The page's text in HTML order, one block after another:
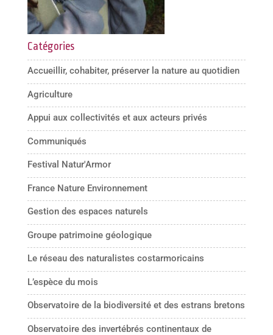
Catégories
Accueillir, cohabiter, préserver la nature au quotidien
Agriculture
Appui aux collectivités et aux acteurs privés
Communiqués
Festival Natur'Armor
France Nature Environnement
Gestion des espaces naturels
Groupe patrimoine géologique
Le réseau des naturalistes costarmoricains
L’espèce du mois
Observatoire de la biodiversité et des estrans bretons
Observatoire des invertébrés continentaux de